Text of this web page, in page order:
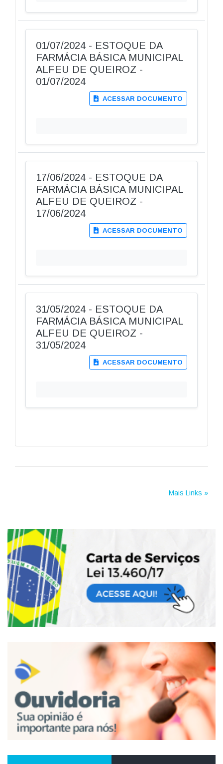
01/07/2024 - ESTOQUE DA
FARMÁCIA BÁSICA MUNICIPAL
ALFEU DE QUEIROZ -
01/07/2024
ACESSAR DOCUMENTO
17/06/2024 - ESTOQUE DA
FARMÁCIA BÁSICA MUNICIPAL
ALFEU DE QUEIROZ -
17/06/2024
ACESSAR DOCUMENTO
31/05/2024 - ESTOQUE DA
FARMÁCIA BÁSICA MUNICIPAL
ALFEU DE QUEIROZ -
31/05/2024
ACESSAR DOCUMENTO
Mais Links »